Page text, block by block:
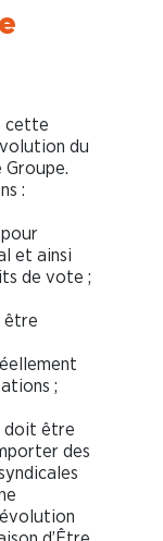
cette
du
:
et ainsi
de vote ;
être
;
doit être
des